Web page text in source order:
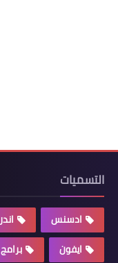
التسميات
ادسنس
ايفون
برامج